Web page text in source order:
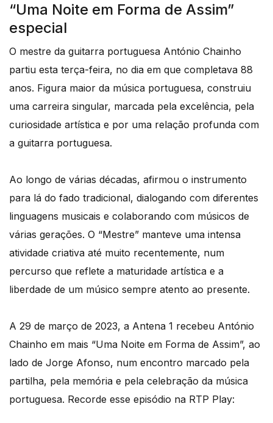
“Uma Noite em Forma de Assim”
especial
O mestre da guitarra portuguesa António Chainho
partiu esta terça-feira, no dia em que completava 88
anos. Figura maior da música portuguesa, construiu
uma carreira singular, marcada pela excelência, pela
curiosidade artística e por uma relação profunda com
a guitarra portuguesa.
Ao longo de várias décadas, afirmou o instrumento
para lá do fado tradicional, dialogando com diferentes
linguagens musicais e colaborando com músicos de
várias gerações. O “Mestre” manteve uma intensa
atividade criativa até muito recentemente, num
percurso que reflete a maturidade artística e a
liberdade de um músico sempre atento ao presente.
A 29 de março de 2023, a Antena 1 recebeu António
Chainho em mais “Uma Noite em Forma de Assim”, ao
lado de Jorge Afonso, num encontro marcado pela
partilha, pela memória e pela celebração da música
portuguesa. Recorde esse episódio na RTP Play: